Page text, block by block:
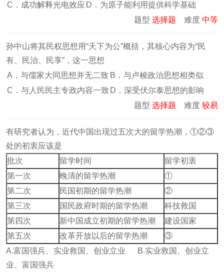
C．成功解释光电效应 D．为原子能利用提供科学基础
题型 选择题 难度 中等
孙中山将其民权思想用“天下为公”概括，其核心内容为“民
有、民治、民享”，这一思想
A．与儒家大同思想并无二致 B．与卢梭政治思想相类似
C．与人民民主专政内容一致 D．深受伏尔泰思想的影响
题型 选择题 难度 较易
有研究者认为，近代中国出现过五次大的留学热潮，①②③
处的初衷应该是
批次
留学时间
留学初衷
第一次
晚清的留学热潮
①
第二次
民国初期的留学热潮
②
第三次
国民政府时期的留学热潮
科技救国
第四次
新中国成立初期的留学热潮
建设国家
第五次
改革开放以后的留学热潮
③
A.富国强兵、实业救国、创业立业 B.实业救国、创业立
业、富国强兵